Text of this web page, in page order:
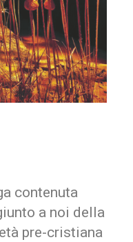
contenuta
a noi della
pre-cristiana